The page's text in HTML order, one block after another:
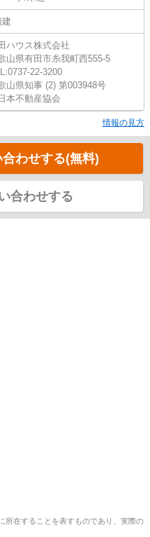
建
ハウス株式会社
山県有田市糸我町西555-5
22-3200
山県知事 (2) 第003948号
本不動産協会
情報の見方
わせする(無料)
合わせする
在することを表すものであり、実際の